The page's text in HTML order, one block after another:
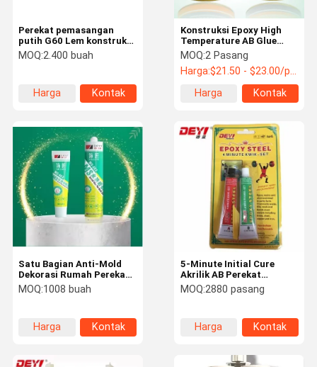
Konstruksi Epoxy High
Temperature AB Glue
Untuk Produksi Industri
Kimia
MOQ:2 Pasang
Harga:$21.50 - $23.00/pairs
Harga
Kontak
Perekat pemasangan
putih G60 Lem konstruksi
bebas paku untuk logam
keramik kayu
MOQ:2.400 buah
Harga
Kontak
5-Minute Initial Cure
Akrilik AB Perekat
Perekat untuk Perangkat
Medis & Perbaikan
MOQ:2880 pasang
Harga
Kontak
Satu Bagian Anti-Mold
Dekorasi Rumah Perekat
Cepat Penyembuhan
Sealant Lem Caulk untuk
MOQ:1008 buah
Harga
Kontak